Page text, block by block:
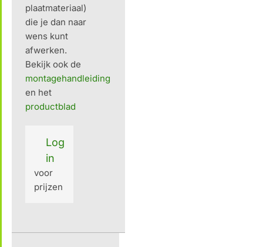
plaatmateriaal)
die je dan naar
wens kunt
afwerken.
Bekijk ook de
montagehandleiding
en het
productblad
Log
in
voor
prijzen